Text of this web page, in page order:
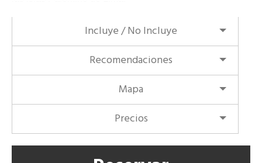
Incluye / No Incluye
Recomendaciones
Mapa
Precios